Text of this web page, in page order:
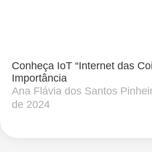
Conheça IoT “Internet das
Importância
Ana Flávia dos Santos
de 2024